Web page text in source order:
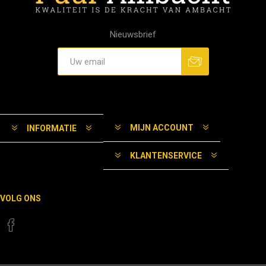
Nieuwsbrief
INFORMATIE MIJN ACCOUNT
KLANTENSERVICE
VOLG ONS